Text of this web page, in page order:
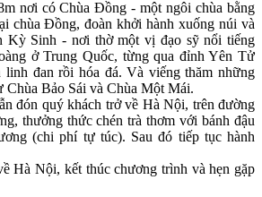
nơi có Chùa Đồng - một ngôi chùa bằng
chùa Đồng, đoàn khởi hành xuống núi và
Kỳ Sinh - nơi thờ một vị đạo sỹ nổi tiếng
ở Trung Quốc, từng qua đỉnh Yên Tử
linh đan rồi hóa đá. Và viếng thăm những
Chùa Bảo Sái và Chùa Một Mái.
đón quý khách trở về Hà Nội, trên đường
thưởng thức chén trà thơm với bánh đậu
(chi phí tự túc). Sau đó tiếp tục hành
Hà Nội, kết thúc chương trình và hẹn gặp